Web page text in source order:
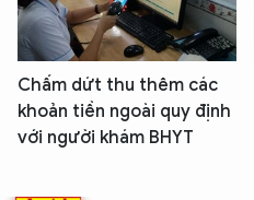
Chấm dứt thu thêm các
khoản tiền ngoài quy định
với người khám BHYT